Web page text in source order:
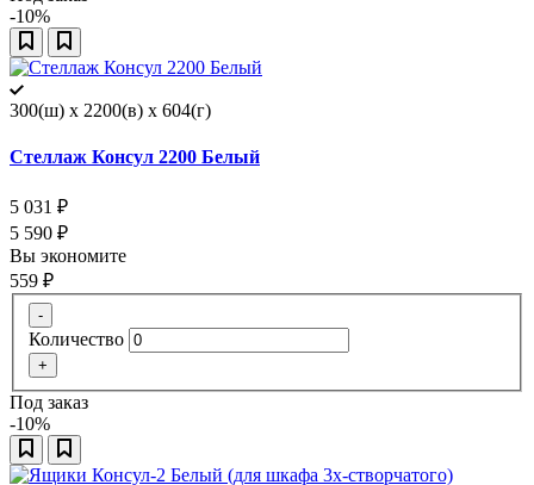
-10%
300(ш) x 2200(в) x 604(г)
Стеллаж Консул 2200 Белый
5 031 ₽
5 590 ₽
Вы экономите
559 ₽
-
Количество
+
Под заказ
-10%